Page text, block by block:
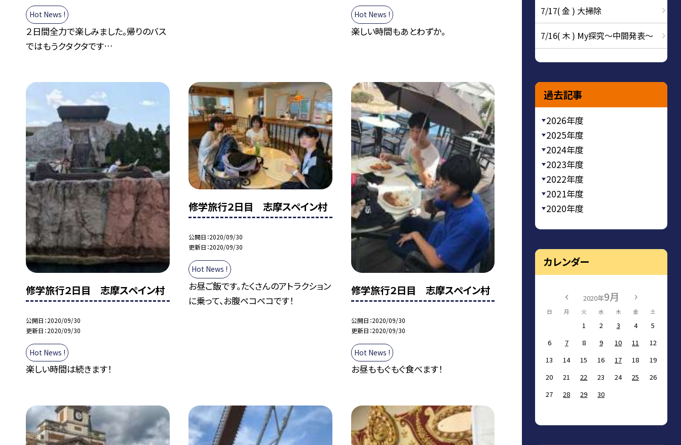
Hot News !
２日間全力で楽しみました。帰りのバス
ではもうクタクタです…
Hot News !
楽しい時間もあとわずか。
修学旅行２日目 志摩スペイン村
公開日 2020/09/30
更新日 2020/09/30
Hot News !
楽しい時間は続きます！
修学旅行２日目 志摩スペイン村
公開日 2020/09/30
更新日 2020/09/30
Hot News !
お昼ご飯です。たくさんのアトラクション
に乗って、お腹ペコペコです！
修学旅行２日目 志摩スペイン村
公開日 2020/09/30
更新日 2020/09/30
Hot News !
お昼ももぐもぐ食べます！
7/17( 金 ) 大掃除
7/16( 木 ) My探究～中間発表～
過去記事
2026年度
2025年度
2024年度
2023年度
2022年度
2021年度
2020年度
カレンダー
2020年9月
日 月 火 水 木 金 土
1 2 3 4
5
6
7 8 9 10 11
12
13
14 15 16 17 18
19
20
21 22 23 24 25
26
27
28 29 30